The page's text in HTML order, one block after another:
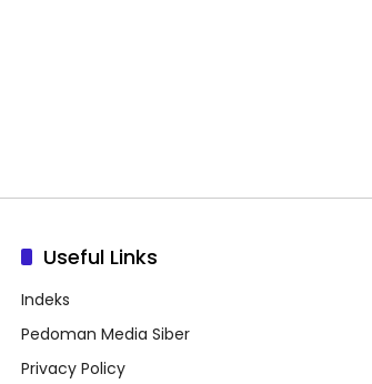
Useful Links
Indeks
Pedoman Media Siber
Privacy Policy